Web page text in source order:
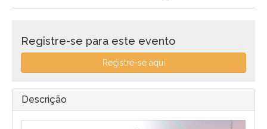
Registre-se para este evento
Registre-se aqui
Descrição